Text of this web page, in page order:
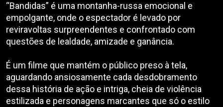
“Bandidas” é uma montanha-russa emocional e
empolgante, onde o espectador é levado por
reviravoltas surpreendentes e confrontado com
questões de lealdade, amizade e ganância.
É um filme que mantém o público preso à tela,
aguardando ansiosamente cada desdobramento
dessa história de ação e intriga, cheia de violência
estilizada e personagens marcantes que só o estilo